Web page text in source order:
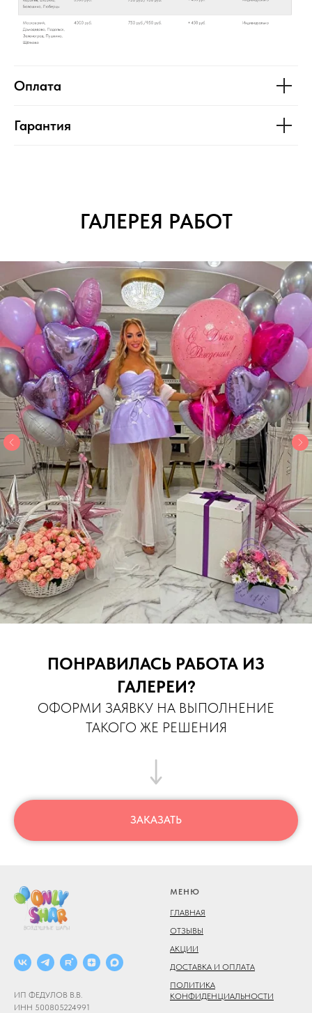
Оплата
Гарантия
ГАЛЕРЕЯ РАБОТ
ПОНРАВИЛАСЬ РАБОТА ИЗ
ГАЛЕРЕИ?
ОФОРМИ ЗАЯВКУ НА ВЫПОЛНЕНИЕ
ТАКОГО ЖЕ РЕШЕНИЯ
ЗАКАЗАТЬ
ИП ФЕДУЛОВ В.В.
ИНН 500805224991
МЕНЮ
ГЛАВНАЯ
ОТЗЫВЫ
АКЦИИ
ДОСТАВКА И ОПЛАТА
ПОЛИТИКА
КОНФИДЕНЦИАЛЬНОСТИ